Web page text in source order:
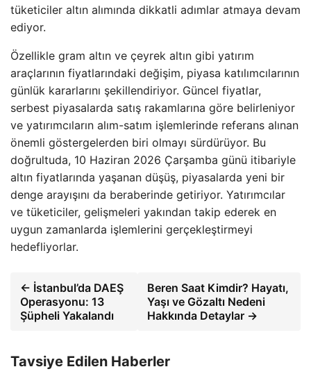
tüketiciler altın alımında dikkatli adımlar atmaya devam
ediyor.
Özellikle gram altın ve çeyrek altın gibi yatırım
araçlarının fiyatlarındaki değişim, piyasa katılımcılarının
günlük kararlarını şekillendiriyor. Güncel fiyatlar,
serbest piyasalarda satış rakamlarına göre belirleniyor
ve yatırımcıların alım-satım işlemlerinde referans alınan
önemli göstergelerden biri olmayı sürdürüyor. Bu
doğrultuda, 10 Haziran 2026 Çarşamba günü itibariyle
altın fiyatlarında yaşanan düşüş, piyasalarda yeni bir
denge arayışını da beraberinde getiriyor. Yatırımcılar
ve tüketiciler, gelişmeleri yakından takip ederek en
uygun zamanlarda işlemlerini gerçekleştirmeyi
hedefliyorlar.
← İstanbul’da DAEŞ
Operasyonu: 13
Şüpheli Yakalandı
Beren Saat Kimdir? Hayatı,
Yaşı ve Gözaltı Nedeni
Hakkında Detaylar →
Tavsiye Edilen Haberler